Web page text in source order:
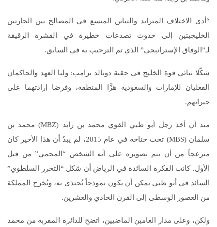
“أدى الاختلاف المتزايد والتباين المتسع في المصالح بين الجارتين
الخليجيتين إلى حدوث تصدعات خطيرة في القشرة الرقيقة
لـ”الوفاق الإستراتيجي” الذي تم الترحيب به في السابق.
شكّلا ثنائي قوة الخليج في حقبة دونالد ترامب: وليا العهد والحاكمان
الفعليان للإمارات والسعودية هزَّا المنطقة، وفرضا إرادتهما على
جيرانهم.
منذ أن أخذ رجل أبو ظبي القوي محمد بن زايد (MBZ) محمد بن
سلمان (MBS) تحت جناحه في عام 2015، لم يبدُ أن هذا الأخير كان
منزعجاً من أن يتم تصويره على أنه الشخص “المحمي” من قبل
الأول. كانت الفكرة السائدة في الرياض أن شكل “التحرر السلطوي”
السائد في أبو ظبي يمكن أن يكون نموذجاً يُحتذى به، ويُخرج المملكة
من العصور الوسطى إلى القرن الحادي والعشرين.
ولكن، وعلى مدار العامين الماضيين، اتضح للدائرة المقربة من محمد